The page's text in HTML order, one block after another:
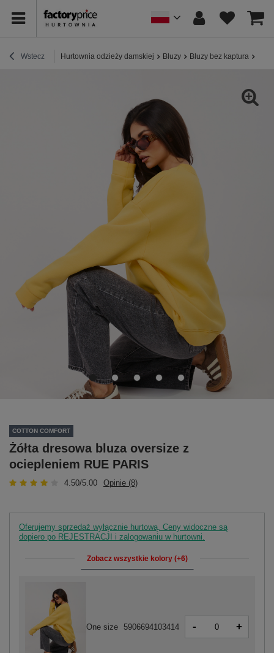
Wstecz Hurtownia odzieży damskiej Bluzy Bluzy bez kaptura
COTTON COMFORT
Żółta dresowa bluza oversize z
ociepleniem RUE PARIS
4.50/5.00 Opinie (8)
Oferujemy sprzedaż wyłącznie hurtową. Ceny widoczne są
dopiero po REJESTRACJI i zalogowaniu w hurtowni.
Zobacz wszystkie kolory (+6)
One size 5906694103414 - +